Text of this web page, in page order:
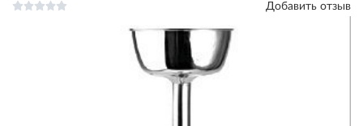
Добавить отзыв